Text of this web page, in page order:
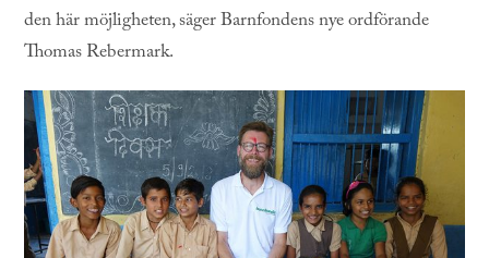
den här möjligheten, säger Barnfondens nye ordförande
Thomas Rebermark.